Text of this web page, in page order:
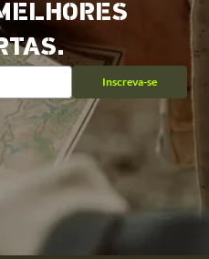
Inscreva-se